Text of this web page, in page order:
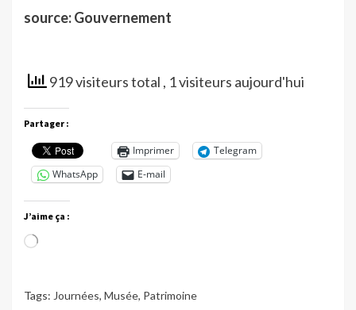
source: Gouvernement
919 visiteurs total , 1 visiteurs aujourd'hui
Partager :
Imprimer
Telegram
WhatsApp
E-mail
J’aime ça :
Chargement…
Tags: Journées, Musée, Patrimoine